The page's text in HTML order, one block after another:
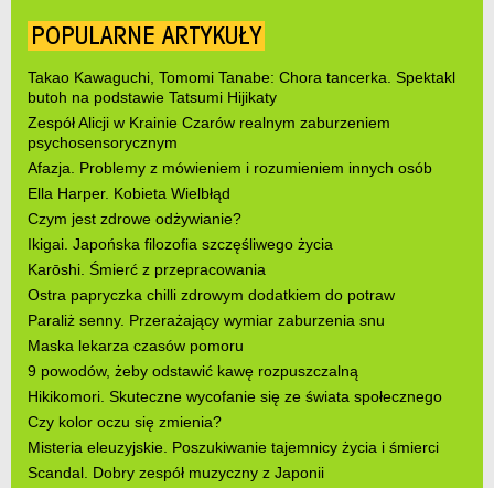
POPULARNE ARTYKUŁY
Takao Kawaguchi, Tomomi Tanabe: Chora tancerka. Spektakl
butoh na podstawie Tatsumi Hijikaty
Zespół Alicji w Krainie Czarów realnym zaburzeniem
psychosensorycznym
Afazja. Problemy z mówieniem i rozumieniem innych osób
Ella Harper. Kobieta Wielbłąd
Czym jest zdrowe odżywianie?
Ikigai. Japońska filozofia szczęśliwego życia
Karōshi. Śmierć z przepracowania
Ostra papryczka chilli zdrowym dodatkiem do potraw
Paraliż senny. Przerażający wymiar zaburzenia snu
Maska lekarza czasów pomoru
9 powodów, żeby odstawić kawę rozpuszczalną
Hikikomori. Skuteczne wycofanie się ze świata społecznego
Czy kolor oczu się zmienia?
Misteria eleuzyjskie. Poszukiwanie tajemnicy życia i śmierci
Scandal. Dobry zespół muzyczny z Japonii